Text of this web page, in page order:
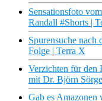
Sensationsfoto
Randall #Shorts |
Spurensuche nach
Folge | Terra X
Verzichten für den
mit Dr. Björn
Gab es Amazonen